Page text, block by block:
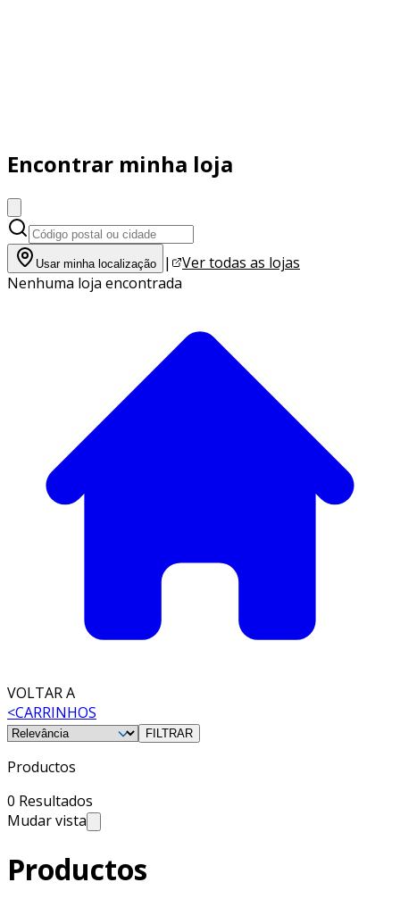
Encontrar minha loja
Usar minha localização |
Ver todas as lojas
Nenhuma loja encontrada
VOLTAR A
<CARRINHOS
FILTRAR
Productos
0 Resultados
Mudar vista
Productos